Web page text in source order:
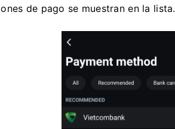
de pago se muestran en la lista.